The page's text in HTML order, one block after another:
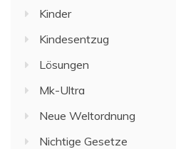
Kinder
Kindesentzug
Lösungen
Mk-Ultra
Neue Weltordnung
Nichtige Gesetze